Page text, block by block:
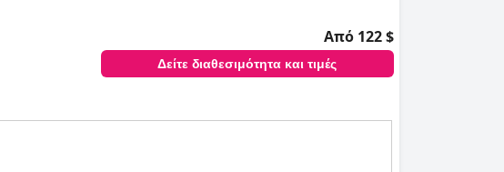
Από 122 $
Δείτε διαθεσιμότητα και τιμές